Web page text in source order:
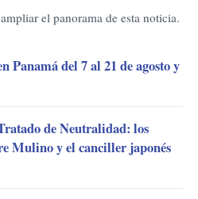
el panorama de esta noticia.
Panamá del 7 al 21 de agosto y
de Neutralidad: los
Mulino y el canciller japonés